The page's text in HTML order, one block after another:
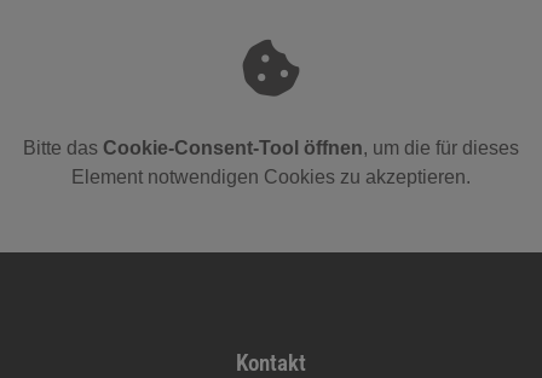
Bitte das Cookie-Consent-Tool öffnen, um die für dieses
Element notwendigen Cookies zu akzeptieren.
Kontakt